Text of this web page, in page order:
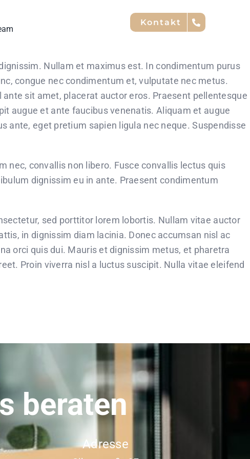
Kontakt
Nullam et maximus est. In condimentum purus
congue nec condimentum et, vulputate nec metus.
sit amet, placerat auctor eros. Praesent pellentesque
augue et ante faucibus venenatis. Aliquam et augue
ante, eget pretium sapien ligula nec neque. Suspendisse
nec, convallis non libero. Fusce convallis lectus quis
dignissim eu in ante. Praesent condimentum
sed porttitor lorem lobortis. Nullam vitae auctor
in dignissim diam lacinia. Donec accumsan nisl ac
orci quis dui. Mauris et dignissim metus, et pharetra
Proin viverra nisl a luctus suscipit. Nulla vitae eleifend
beraten
Adresse